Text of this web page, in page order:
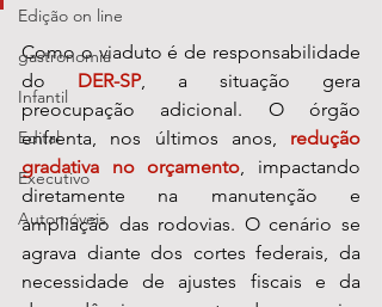
Edição on line
gastronomia
Infantil
Edital
Executivo
Automóveis
Como o viaduto é de responsabilidade
do DER-SP, a situação gera
preocupação adicional. O órgão
enfrenta, nos últimos anos, redução
gradativa no orçamento, impactando
diretamente na manutenção e
ampliação das rodovias. O cenário se
agrava diante dos cortes federais, da
necessidade de ajustes fiscais e da